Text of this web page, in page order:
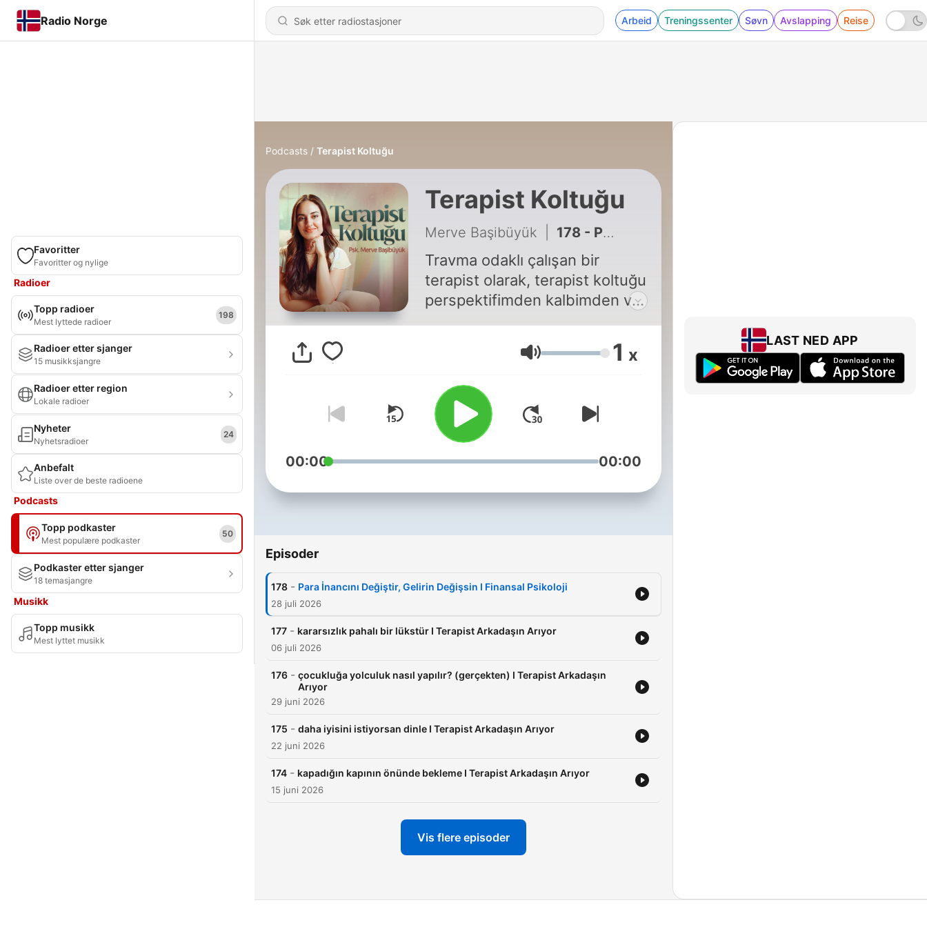
Radio Norge Arbeid Treningssenter Søvn Avslapping Reise
Favoritter
Favoritter og nylige
Radioer
Topp radioer
Mest lyttede radioer
198
Radioer etter sjanger
15 musikksjangre
Radioer etter region
Lokale radioer
Nyheter
Nyhetsradioer
24
Anbefalt
Liste over de beste radioene
Podcasts
Topp podkaster
Mest populære podkaster
50
Podkaster etter sjanger
18 temasjangre
Musikk
Topp musikk
Mest lyttet musikk
Podcasts Terapist Koltuğu
Terapist Koltuğu
Merve Başibüyük 178 - Para İnancını Değiştir, Gelirin Değişsin I Finansal Psikoloji
Travma odaklı çalışan bir
terapist olarak, terapist koltuğu
perspektifimden kalbimden ve
Volum 1 x
00:00 00:00
Episoder
178 - Para İnancını Değiştir, Gelirin Değişsin I Finansal Psikoloji
28 juli 2026
177 - kararsızlık pahalı bir lükstür I Terapist Arkadaşın Arıyor
06 juli 2026
176 - çocukluğa yolculuk nasıl yapılır? (gerçekten) I Terapist Arkadaşın
Arıyor
29 juni 2026
175 - daha iyisini istiyorsan dinle I Terapist Arkadaşın Arıyor
22 juni 2026
174 - kapadığın kapının önünde bekleme I Terapist Arkadaşın Arıyor
15 juni 2026
Vis flere episoder
LAST NED APP